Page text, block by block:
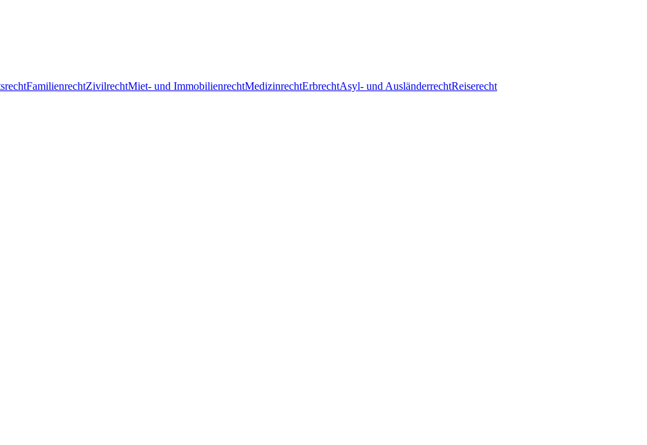
FamilienrechtZivilrechtMiet- und ImmobilienrechtMedizinrechtErbrechtAsyl- und AusländerrechtReiserecht